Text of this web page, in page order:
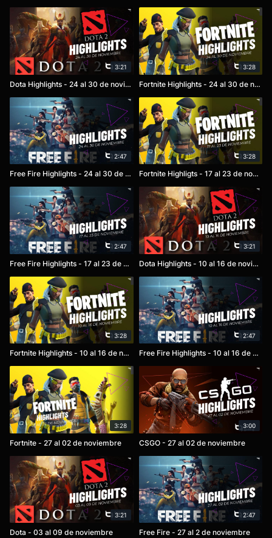
3:21
Dota Highlights - 24 al 30 de noviembre
3:28
Fortnite Highlights - 24 al 30 de noviembre
2:47
Free Fire Highlights - 24 al 30 de noviembre
3:28
Fortnite Highligts - 17 al 23 de noviembre
2:47
Free Fire Highlights - 17 al 23 de noviembre
3:21
Dota Highlights - 10 al 16 de noviembre
3:28
Fortnite Highlights - 10 al 16 de noviembre
2:47
Free Fire Highlights - 10 al 16 de noviembre
3:28
Fortnite - 27 al 02 de noviembre
3:00
CSGO - 27 al 02 de noviembre
3:21
Dota - 03 al 09 de noviembre
2:47
Free Fire - 27 al 2 de noviembre